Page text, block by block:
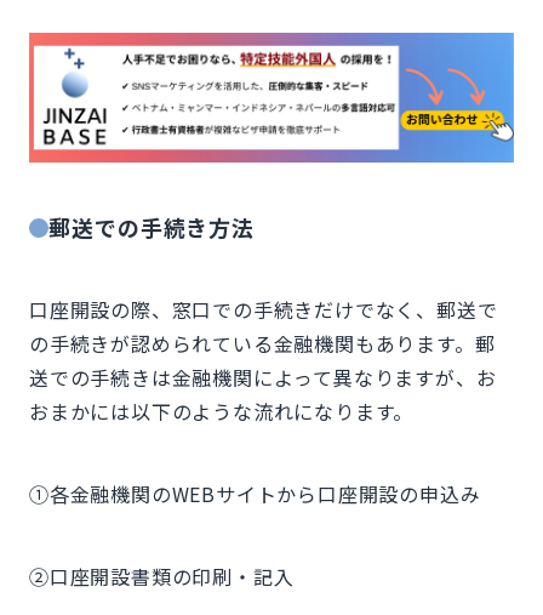
郵送での手続き方法
口座開設の際、窓口での手続きだけでなく、郵送で
の手続きが認められている金融機関もあります。郵
送での手続きは金融機関によって異なりますが、お
おまかには以下のような流れになります。
①各金融機関のWEBサイトから口座開設の申込み
②口座開設書類の印刷・記入